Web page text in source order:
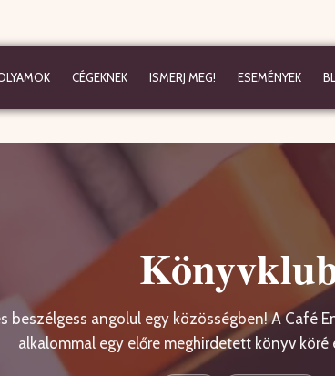
CÉGEKNEK ISMERJ MEG! ESEMÉNYEK
beszélgess angolul egy közösségben! A Café
alkalommal egy előre meghirdetett könyv köré